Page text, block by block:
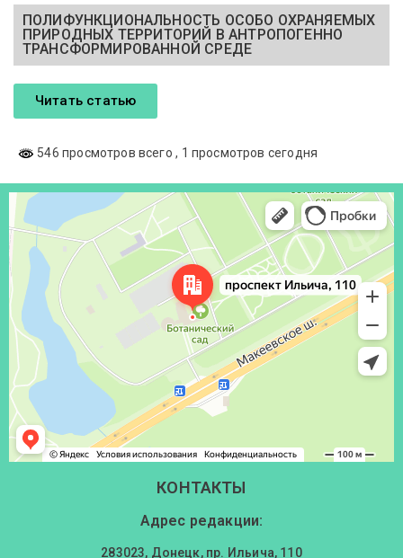
ПОЛИФУНКЦИОНАЛЬНОСТЬ ОСОБО ОХРАНЯЕМЫХ
ПРИРОДНЫХ ТЕРРИТОРИЙ В АНТРОПОГЕННО
ТРАНСФОРМИРОВАННОЙ СРЕДЕ
Читать статью
546 просмотров всего, 1 просмотров сегодня
Донецк
Проспект Ильича, 110 — Яндекс Карты
КОНТАКТЫ
Адрес редакции:
283023, Донецк, пр. Ильича, 110